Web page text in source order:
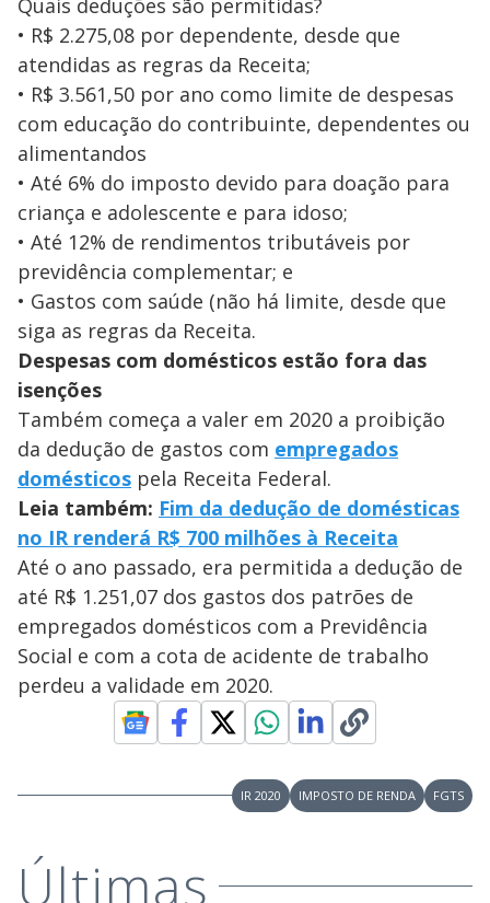
• R$ 2.275,08 por dependente, desde que
atendidas as regras da Receita;
• R$ 3.561,50 por ano como limite de despesas
com educação do contribuinte, dependentes ou
alimentandos
• Até 6% do imposto devido para doação para
criança e adolescente e para idoso;
• Até 12% de rendimentos tributáveis por
previdência complementar; e
• Gastos com saúde (não há limite, desde que
siga as regras da Receita.
Despesas com domésticos estão fora das
isenções
Também começa a valer em 2020 a proibição
da dedução de gastos com empregados
domésticos pela Receita Federal.
Leia também: Fim da dedução de domésticas
no IR renderá R$ 700 milhões à Receita
Até o ano passado, era permitida a dedução de
até R$ 1.251,07 dos gastos dos patrões de
empregados domésticos com a Previdência
Social e com a cota de acidente de trabalho
perdeu a validade em 2020.
IR 2020 IMPOSTO DE RENDA FGTS
Últimas